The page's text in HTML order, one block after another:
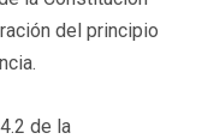
del principio
de la